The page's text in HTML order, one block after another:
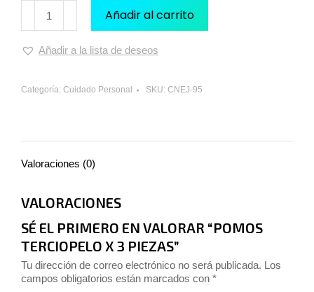
Añadir al carrito
Añadir a la lista de deseos
Categoría: Cuidado Personal SKU: CNEJ-95
Valoraciones (0)
VALORACIONES
SÉ EL PRIMERO EN VALORAR “POMOS
TERCIOPELO X 3 PIEZAS”
Tu dirección de correo electrónico no será publicada. Los
campos obligatorios están marcados con *